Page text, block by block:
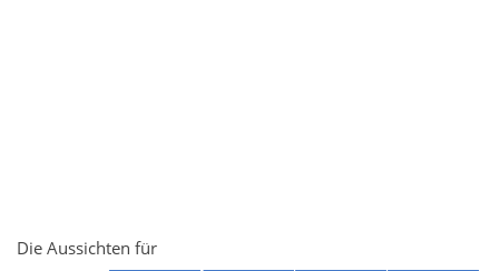
Die Aussichten für